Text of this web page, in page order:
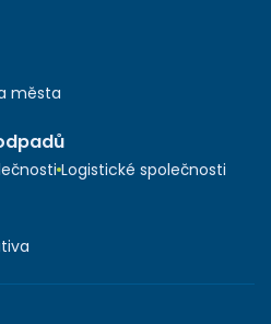
města
Logistické společnosti